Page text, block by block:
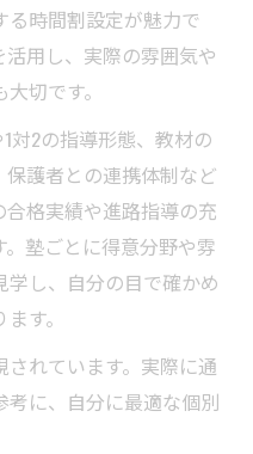
時間割設定が魅力で
用し、実際の雰囲気や
切です。
対2の指導形態、教材の
護者との連携体制など
格実績や進路指導の充
塾ごとに得意分野や雰
し、自分の目で確かめ
す。
れています。実際に通
考に、自分に最適な個別